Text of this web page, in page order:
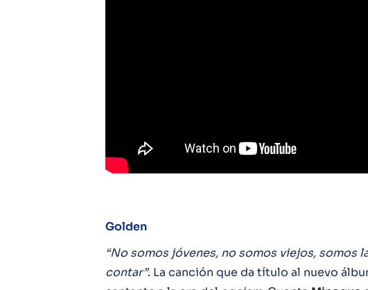
Golden
“No somos jóvenes, no somos viejos, somos
contar”. La canción que da título al nuevo